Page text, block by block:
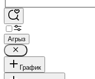
Агрыз
График